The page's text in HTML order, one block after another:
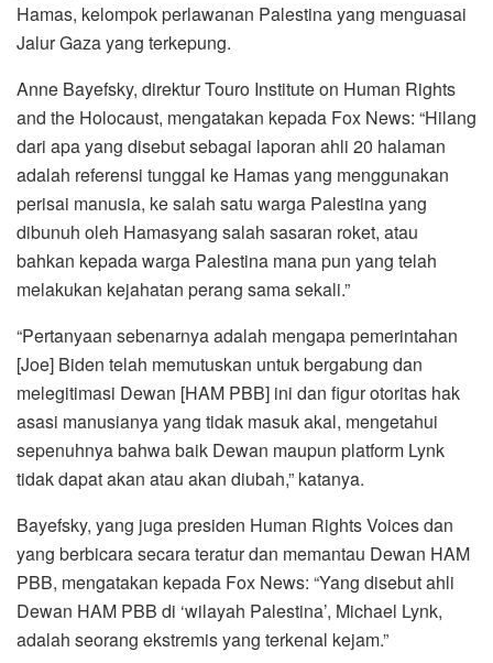
Hamas, kelompok perlawanan Palestina yang menguasai
Jalur Gaza yang terkepung.
Anne Bayefsky, direktur Touro Institute on Human Rights
and the Holocaust, mengatakan kepada Fox News: “Hilang
dari apa yang disebut sebagai laporan ahli 20 halaman
adalah referensi tunggal ke Hamas yang menggunakan
perisai manusia, ke salah satu warga Palestina yang
dibunuh oleh Hamasyang salah sasaran roket, atau
bahkan kepada warga Palestina mana pun yang telah
melakukan kejahatan perang sama sekali.”
“Pertanyaan sebenarnya adalah mengapa pemerintahan
[Joe] Biden telah memutuskan untuk bergabung dan
melegitimasi Dewan [HAM PBB] ini dan figur otoritas hak
asasi manusianya yang tidak masuk akal, mengetahui
sepenuhnya bahwa baik Dewan maupun platform Lynk
tidak dapat akan atau akan diubah,” katanya.
Bayefsky, yang juga presiden Human Rights Voices dan
yang berbicara secara teratur dan memantau Dewan HAM
PBB, mengatakan kepada Fox News: “Yang disebut ahli
Dewan HAM PBB di ‘wilayah Palestina’, Michael Lynk,
adalah seorang ekstremis yang terkenal kejam.”